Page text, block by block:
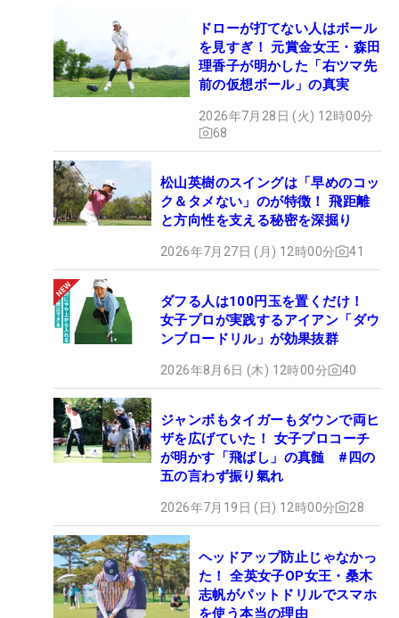
ドローが打てない人はボール
を見すぎ！ 元賞金女王・森田
理香子が明かした「右ツマ先
前の仮想ボール」の真実
2026年7月28日 (火) 12時00分
68
松山英樹のスイングは「早めのコッ
ク＆タメない」のが特徴！ 飛距離
と方向性を支える秘密を深掘り
2026年7月27日 (月) 12時00分 41
ダフる人は100円玉を置くだけ！
女子プロが実践するアイアン「ダウ
ンブロードリル」が効果抜群
2026年8月6日 (木) 12時00分 40
ジャンボもタイガーもダウンで両ヒ
ザを広げていた！ 女子プロコーチ
が明かす「飛ばし」の真髄 #四の
五の言わず振り氣れ
2026年7月19日 (日) 12時00分 28
ヘッドアップ防止じゃなかっ
た！ 全英女子OP女王・桑木
志帆がパットドリルでスマホ
を使う本当の理由